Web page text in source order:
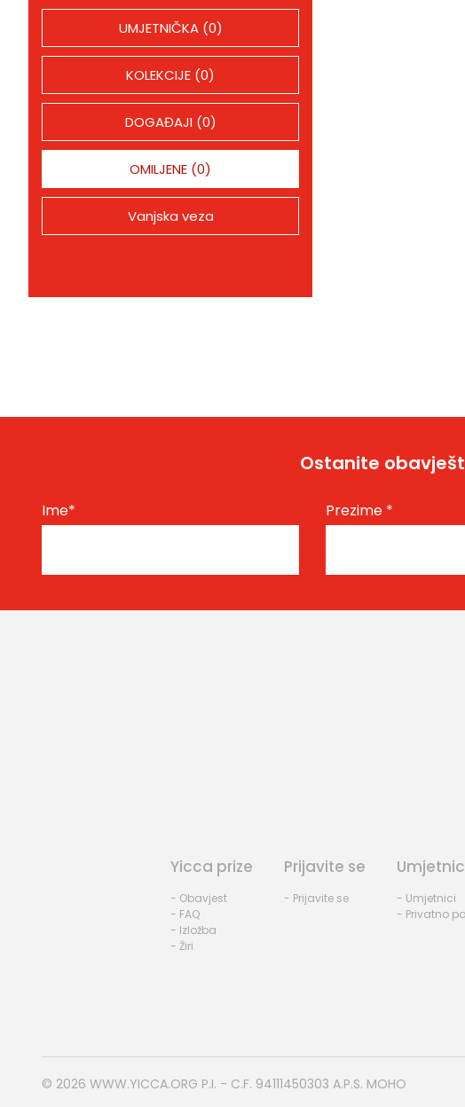
UMJETNIČKA (0)
KOLEKCIJE (0)
DOGAĐAJI (0)
OMILJENE (0)
Vanjska veza
Ostanite
Ime* Prezime *
Yicca prize
- Obavjest
- FAQ
- Izložba
- Žiri
Prijavite se
- Prijavite se
- Umjetnici
- Privatno
© 2026 WWW.YICCA.ORG P.I. - C.F. 94111450303 A.P.S. MOHO